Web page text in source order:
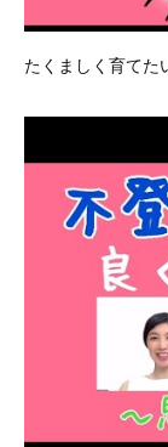
たくましく育てた